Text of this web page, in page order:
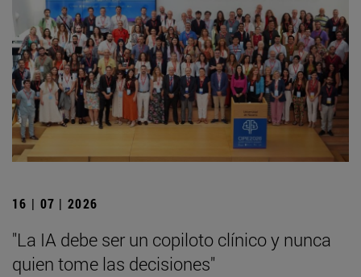
16 | 07 | 2026
"La IA debe ser un copiloto clínico y nunca
quien tome las decisiones"